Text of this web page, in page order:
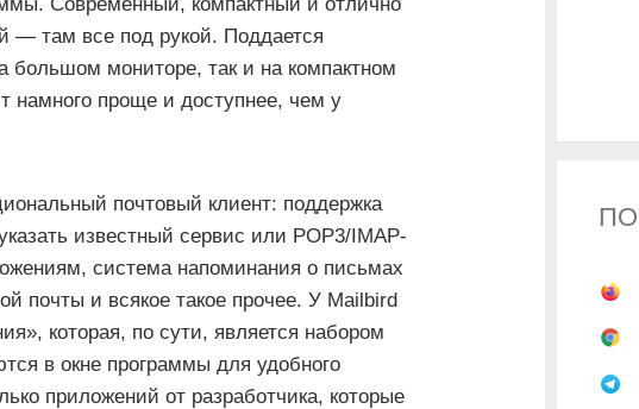
— там все под рукой. Поддается
большом мониторе, так и на компактном
намного проще и доступнее, чем у
почтовый клиент: поддержка
известный сервис или POP3/IMAP-
система напоминания о письмах
почты и всякое такое прочее. У Mailbird
которая, по сути, является набором
в окне программы для удобного
приложений от разработчика, которые